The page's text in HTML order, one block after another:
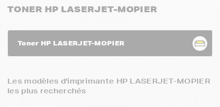
TONER HP LASERJET-MOPIER
Toner HP LASERJET-MOPIER
Les modèles d'imprimante HP LASERJET-MOPIER
les plus recherchés